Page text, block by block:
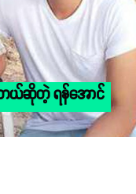
တယ်ဆိုတဲ့ ရန်အောင်